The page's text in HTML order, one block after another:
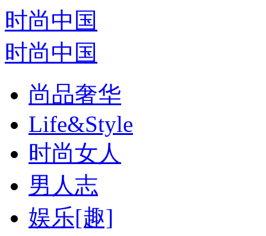
时尚中国
时尚中国
尚品奢华
Life&Style
时尚女人
男人志
娱乐[趣]